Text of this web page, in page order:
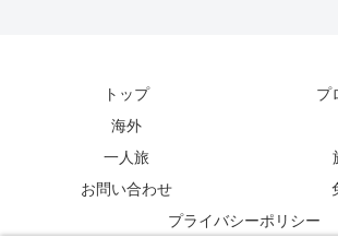
トップ
プ
海外
一人旅
お問い合わせ
プライバシーポリシー